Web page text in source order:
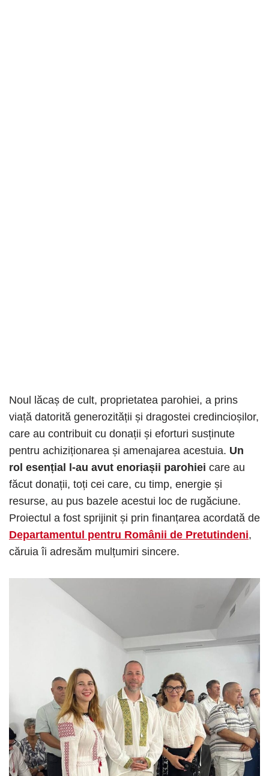
Noul lăcaș de cult, proprietatea parohiei, a prins
viață datorită generozității și dragostei credincioșilor,
care au contribuit cu donații și eforturi susținute
pentru achiziționarea și amenajarea acestuia. Un
rol esențial l-au avut enoriașii parohiei care au
făcut donații, toți cei care, cu timp, energie și
resurse, au pus bazele acestui loc de rugăciune.
Proiectul a fost sprijinit și prin finanțarea acordată de
Departamentul pentru Românii de Pretutindeni,
căruia îi adresăm mulțumiri sincere.